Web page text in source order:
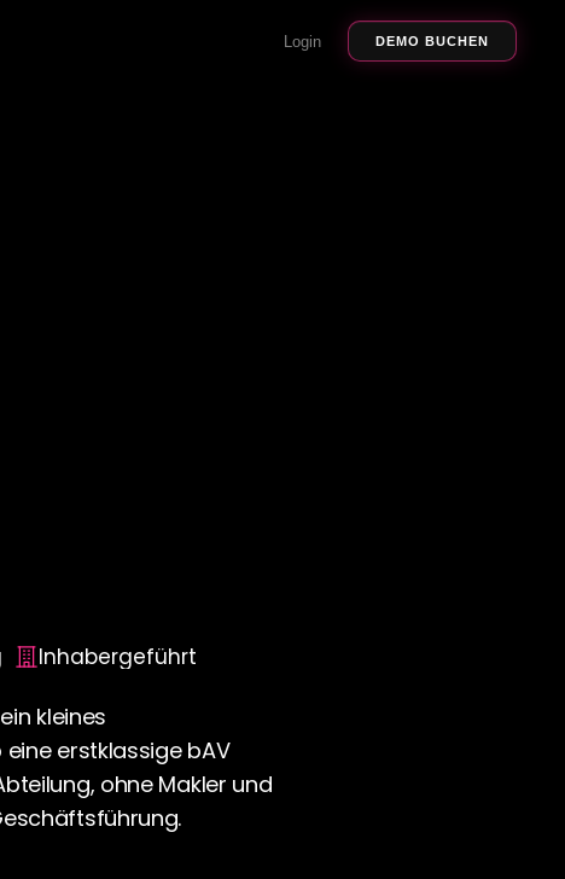
Login DEMO BUCHEN
hat
Inhabergeführt
kleines
erstklassige bAV
ohne Makler und